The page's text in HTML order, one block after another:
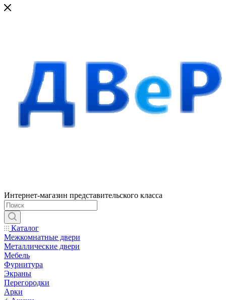
Интернет-магазин представительского класса
Каталог
Межкомнатные двери
Металлические двери
Мебель
Фурнитура
Экраны
Перегородки
Арки